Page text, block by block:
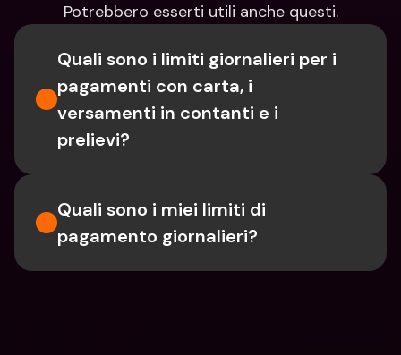
Potrebbero esserti utili anche questi.
Quali sono i limiti giornalieri per i
pagamenti con carta, i
versamenti in contanti e i
prelievi?
Quali sono i miei limiti di
pagamento giornalieri?